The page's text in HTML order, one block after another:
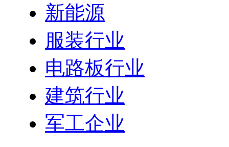
新能源
服装行业
电路板行业
建筑行业
军工企业